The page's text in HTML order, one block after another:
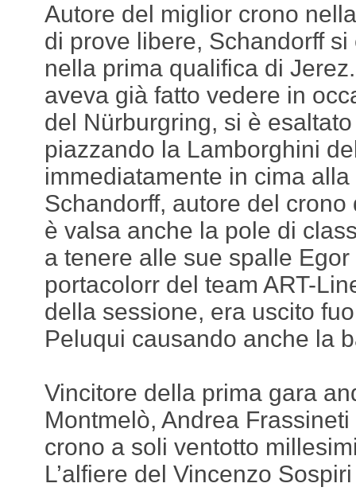
Autore del miglior crono
di prove libere, Schandorff
nella prima qualifica di
aveva già fatto vedere in
del Nürburgring, si è
piazzando la Lamborghini
immediatamente in cima
Schandorff, autore del crono
è valsa anche la pole di
a tenere alle sue spalle Egor
portacolorr del team ART-
della sessione, era uscito
Peluqui causando anche la
Vincitore della prima gara
Montmelò, Andrea
crono a soli ventotto
L’alfiere del Vincenzo